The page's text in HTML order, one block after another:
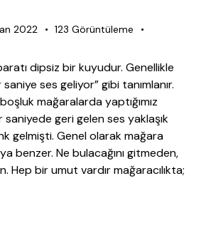
2022 123 Görüntüleme
dipsiz bir kuyudur. Genellikle
ses geliyor” gibi tanımlanır.
mağaralarda yaptığımız
geri gelen ses yaklaşık
gelmişti. Genel olarak mağara
benzer. Ne bulacağını gitmeden,
Hep bir umut vardır mağaracılıkta;